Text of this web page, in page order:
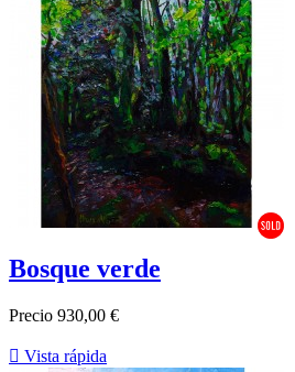
Bosque verde
Precio 930,00 €
 Vista rápida